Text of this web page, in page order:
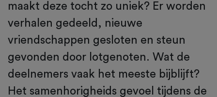
maakt deze tocht zo uniek? Er worden
verhalen gedeeld, nieuwe
vriendschappen gesloten en steun
gevonden door lotgenoten. Wat de
deelnemers vaak het meeste bijblijft?
Het samenhorigheids gevoel tijdens de